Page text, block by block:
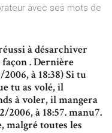
avec ses mots de
à désarchiver
. Dernière
à 18:38) Si tu
tu as volé, il
à voler, il mangera
2006, à 18:57. manu7.
malgré toutes les